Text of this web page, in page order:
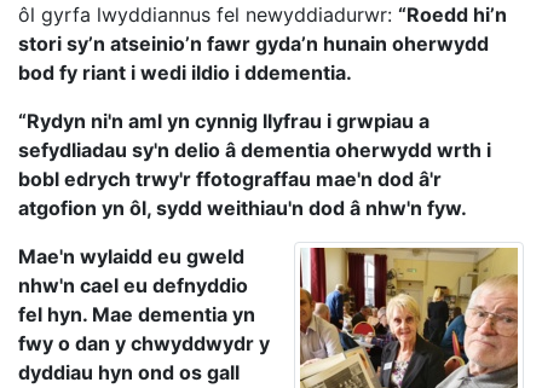
ôl gyrfa lwyddiannus fel newyddiadurwr: “Roedd hi’n
stori sy’n atseinio’n fawr gyda’n hunain oherwydd
bod fy riant i wedi ildio i ddementia.
“Rydyn ni'n aml yn cynnig llyfrau i grwpiau a
sefydliadau sy'n delio â dementia oherwydd wrth i
bobl edrych trwy'r ffotograffau mae'n dod â'r
atgofion yn ôl, sydd weithiau'n dod â nhw'n fyw.
Mae'n wylaidd eu gweld
nhw'n cael eu defnyddio
fel hyn. Mae dementia yn
fwy o dan y chwyddwydr y
dyddiau hyn ond os gall